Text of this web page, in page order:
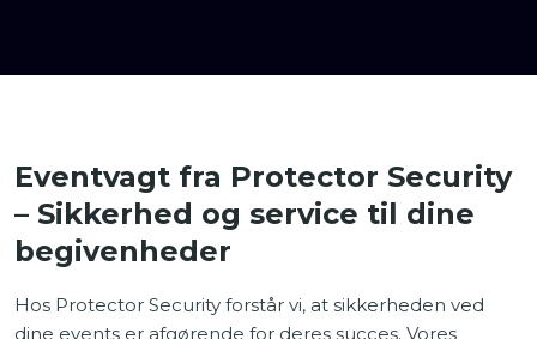
Eventvagt fra Protector Security
– Sikkerhed og service til dine
begivenheder
Hos Protector Security forstår vi, at sikkerheden ved
dine events er afgørende for deres succes. Vores